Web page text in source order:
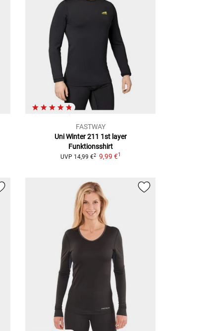
FASTWAY
Uni Winter 211 1st layer
Funktionsshirt
UVP 14,99 €2 9,99 €1